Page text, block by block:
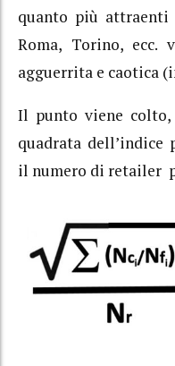
quanto più
Roma, Torino, ecc.
agguerrita e caotica
Il punto viene colto,
quadrata dell’indice
il numero di retailer